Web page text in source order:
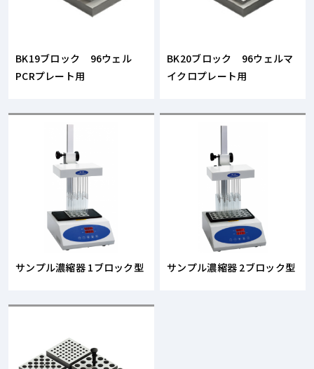
BK19ブロック 96ウェル
PCRプレート用
BK20ブロック 96ウェルマ
イクロプレート用
サンプル濃縮器 1ブロック型 サンプル濃縮器 2ブロック型